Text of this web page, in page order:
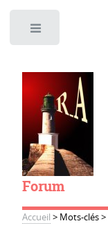
Forum
Accueil > Mots-clés>